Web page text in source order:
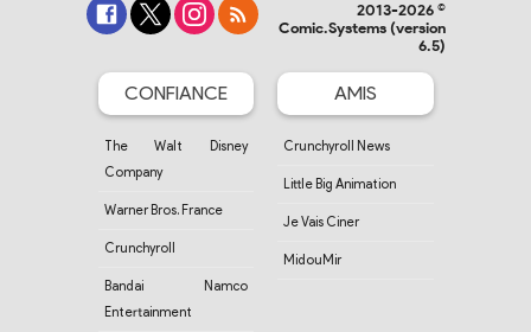
2013-2026 ©
Comic.Systems (version
6.5)
CONFIANCE
The Walt Disney
Company
Warner Bros. France
Crunchyroll
Bandai Namco
Entertainment
AMIS
Crunchyroll News
Little Big Animation
Je Vais Ciner
MidouMir